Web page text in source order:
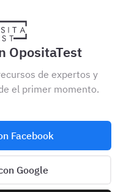
OpositaTest
de expertos y
el primer momento.
Facebook
Google